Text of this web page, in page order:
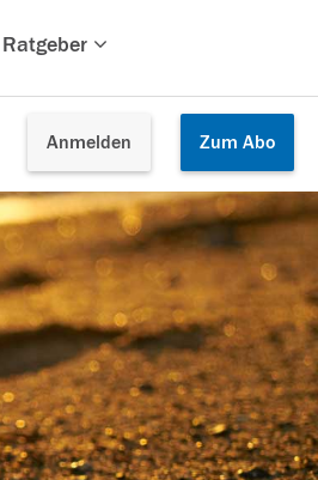
Ratgeber
Anmelden Zum Abo